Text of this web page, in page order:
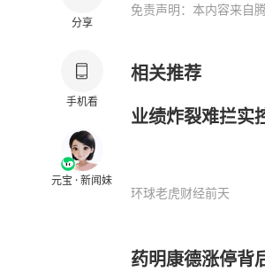
分享
手机看
元宝 · 新闻妹
免责声明：本内容来自
相关推荐
业绩炸裂难拦实
环球老虎财经前天
药明康德涨停背